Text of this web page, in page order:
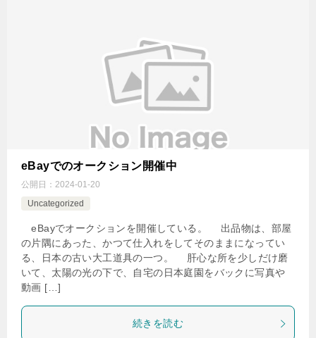
eBayでのオークション開催中
公開日： 2024-01-20
Uncategorized
eBayでオークションを開催している。 出品物は、部屋
の片隅にあった、かつて仕入れをしてそのままになってい
る、日本の古い大工道具の一つ。 肝心な所を少しだけ磨
いて、太陽の光の下で、自宅の日本庭園をバックに写真や
動画 […]
続きを読む